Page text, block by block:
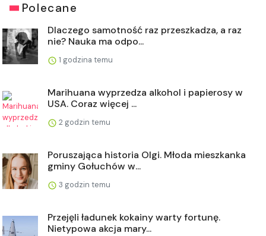
Polecane
Dlaczego samotność raz przeszkadza, a raz
nie? Nauka ma odpo...
1 godzina temu
Marihuana wyprzedza alkohol i papierosy w
USA. Coraz więcej ...
2 godzin temu
Poruszająca historia Olgi. Młoda mieszkanka
gminy Gołuchów w...
3 godzin temu
Przejęli ładunek kokainy warty fortunę.
Nietypowa akcja mary...